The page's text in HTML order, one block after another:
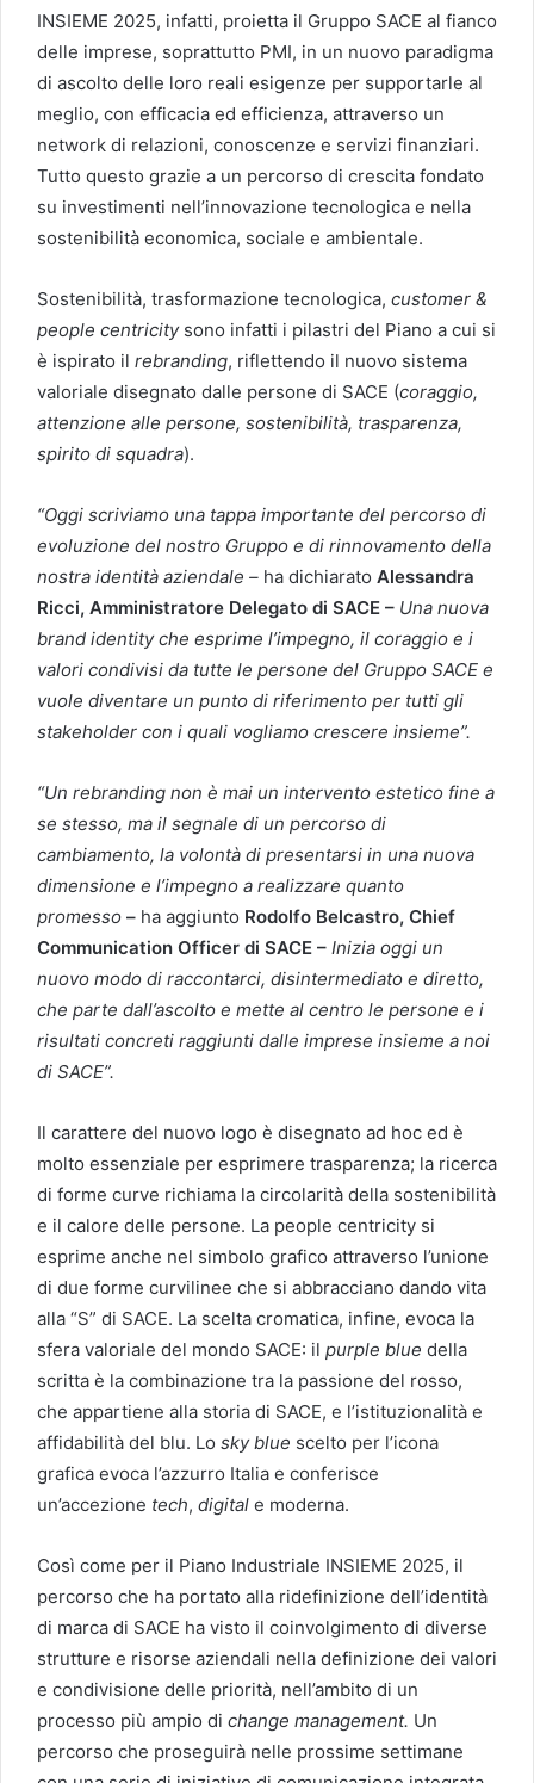
INSIEME 2025, infatti, proietta il Gruppo SACE al fianco
delle imprese, soprattutto PMI, in un nuovo paradigma
di ascolto delle loro reali esigenze per supportarle al
meglio, con efficacia ed efficienza, attraverso un
network di relazioni, conoscenze e servizi finanziari.
Tutto questo grazie a un percorso di crescita fondato
su investimenti nell’innovazione tecnologica e nella
sostenibilità economica, sociale e ambientale.
Sostenibilità, trasformazione tecnologica, customer &
people centricitysono infatti i pilastri del Piano a cui si
è ispirato il rebranding, riflettendo il nuovo sistema
valoriale disegnato dalle persone di SACE (coraggio,
attenzione alle persone, sostenibilità, trasparenza,
spirito di squadra).
“Oggi scriviamo una tappa importante del percorso di
evoluzione del nostro Gruppo e di rinnovamento della
nostra identità aziendale – ha dichiarato Alessandra
Ricci, Amministratore Delegato di SACE – Una nuova
brand identity che esprime l’impegno, il coraggio e i
valori condivisi da tutte le persone del Gruppo SACE e
vuole diventare un punto di riferimento per tutti gli
stakeholder con i quali vogliamo crescere insieme”.
“Un rebranding non è mai un intervento estetico fine a
se stesso, ma il segnale di un percorso di
cambiamento, la volontà di presentarsi in una nuova
dimensione e l’impegno a realizzare quanto
promesso – ha aggiunto Rodolfo Belcastro, Chief
Communication Officer di SACE – Inizia oggi un
nuovo modo di raccontarci, disintermediato e diretto,
che parte dall’ascolto e mette al centro le persone e i
risultati concreti raggiunti dalle imprese insieme a noi
di SACE”.
Il carattere del nuovo logo è disegnato ad hoc ed è
molto essenziale per esprimere trasparenza; la ricerca
di forme curve richiama la circolarità della sostenibilità
e il calore delle persone. La people centricity si
esprime anche nel simbolo grafico attraverso l’unione
di due forme curvilinee che si abbracciano dando vita
alla “S” di SACE. La scelta cromatica, infine, evoca la
sfera valoriale del mondo SACE: il purple blue della
scritta è la combinazione tra la passione del rosso,
che appartiene alla storia di SACE, e l’istituzionalità e
affidabilità del blu. Lo sky blue scelto per l’icona
grafica evoca l’azzurro Italia e conferisce
un’accezione tech, digital e moderna.
Così come per il Piano Industriale INSIEME 2025, il
percorso che ha portato alla ridefinizione dell’identità
di marca di SACE ha visto il coinvolgimento di diverse
strutture e risorse aziendali nella definizione dei valori
e condivisione delle priorità, nell’ambito di un
processo più ampio di change management. Un
percorso che proseguirà nelle prossime settimane